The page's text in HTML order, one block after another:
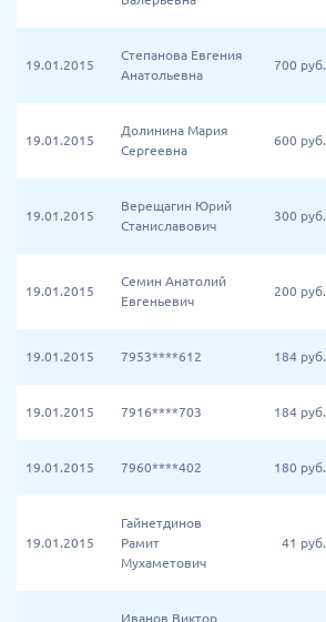
19.01.2015
Степанова Евгения
Анатольевна
700 руб.
19.01.2015
Долинина Мария
Сергеевна
600 руб.
19.01.2015
Верещагин Юрий
Станиславович
300 руб.
19.01.2015
Семин Анатолий
Евгеньевич
200 руб.
19.01.2015 7953****612 184 руб.
19.01.2015 7916****703 184 руб.
19.01.2015 7960****402 180 руб.
19.01.2015
Гайнетдинов
Рамит
Мухаметович
41 руб.
Иванов Виктор